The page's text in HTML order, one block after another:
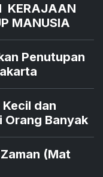
KERAJAAN
MANUSIA
Penutupan
dan
Bagi Orang Banyak
(Mat